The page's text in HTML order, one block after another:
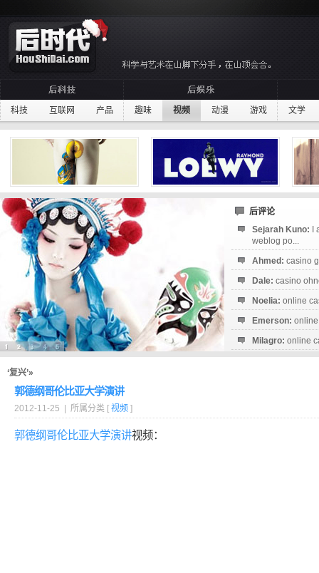
科技 互联网 产品 趣味 视频 动漫 游戏 文学
后评论
Sejarah Kuno:
weblog po...
Ahmed: casino
Dale: casino
Noelia: online
Emerson:
Milagro: online
‘复兴’»
郭德纲哥伦比亚大学演讲
2012-11-25 | 所属分类 [ 视频 ]
郭德纲哥伦比亚大学演讲视频：